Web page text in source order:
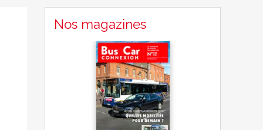
Nos magazines